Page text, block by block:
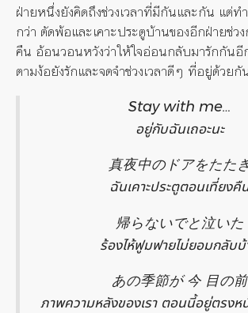
ฝ่ายหนึ่งยังคิดถึงช่วงเวลาที่มีกันและกัน แต่ท
กว่า ตัดพ้อและเคาะประตูบ้านของอีกฝ่ายช่ว
คืน อ้อนวอนหวังว่าให้ใจอ่อนกลับมารักกันอี
ตามง้อยังรักและจดจำช่วงเวลาดีๆ ที่อยู่ด้วยกั
Stay with me…
อยู่กับฉันเถอะนะ
真夜中のドアをたた
ฉันเคาะประตูตอนเที่ยงคื
帰らないでと泣いた
ร้องไห้ฟูมฟายไม่ยอมกลับบ้
あの季節が 今 目の前
ภาพความหลังของเรา ตอนนี้อยู่ตรงห